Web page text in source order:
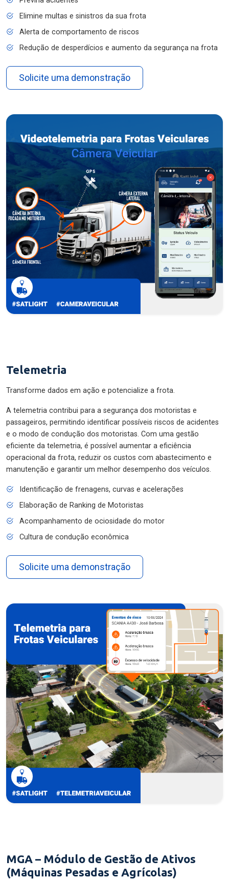
Elimine multas e sinistros da sua frota
Alerta de comportamento de riscos
Redução de desperdícios e aumento da segurança na frota
Solicite uma demonstração
Telemetria
Transforme dados em ação e potencialize a frota.
A telemetria contribui para a segurança dos motoristas e
passageiros, permitindo identificar possíveis riscos de acidentes
e o modo de condução dos motoristas. Com uma gestão
eficiente da telemetria, é possível aumentar a eficiência
operacional da frota, reduzir os custos com abastecimento e
manutenção e garantir um melhor desempenho dos veículos.
Identificação de frenagens, curvas e acelerações
Elaboração de Ranking de Motoristas
Acompanhamento de ociosidade do motor
Cultura de condução econômica
Solicite uma demonstração
MGA – Módulo de Gestão de Ativos
(Máquinas Pesadas e Agrícolas)